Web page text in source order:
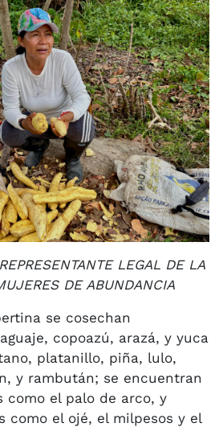
LEGAL DE LA
DE ABUNDANCIA
se cosechan
copoazú, arazá, y yuca
platanillo, piña, lulo,
y rambután; se encuentran
como el palo de arco, y
como el ojé, el milpesos y el